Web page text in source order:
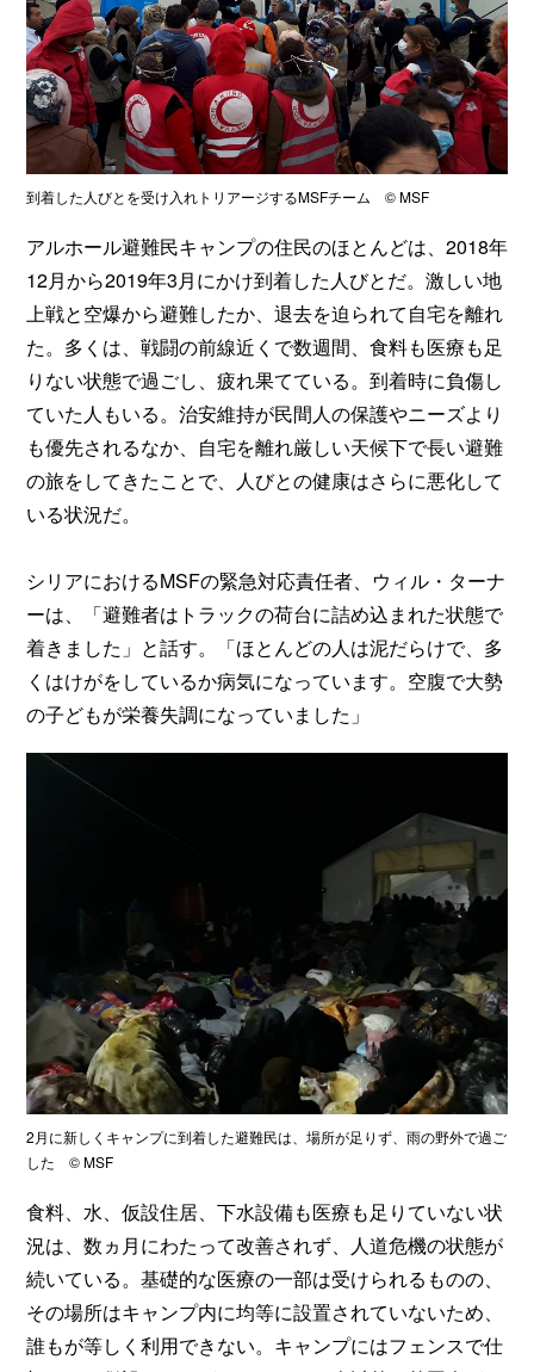
到着した人びとを受け入れトリアージするMSFチーム © MSF
アルホール避難民キャンプの住民のほとんどは、2018年
12月から2019年3月にかけ到着した人びとだ。激しい地
上戦と空爆から避難したか、退去を迫られて自宅を離れ
た。多くは、戦闘の前線近くで数週間、食料も医療も足
りない状態で過ごし、疲れ果てている。到着時に負傷し
ていた人もいる。治安維持が民間人の保護やニーズより
も優先されるなか、自宅を離れ厳しい天候下で長い避難
の旅をしてきたことで、人びとの健康はさらに悪化して
いる状況だ。
シリアにおけるMSFの緊急対応責任者、ウィル・ターナ
ーは、「避難者はトラックの荷台に詰め込まれた状態で
着きました」と話す。「ほとんどの人は泥だらけで、多
くはけがをしているか病気になっています。空腹で大勢
の子どもが栄養失調になっていました」
2月に新しくキャンプに到着した避難民は、場所が足りず、雨の野外で過ご
した © MSF
食料、水、仮設住居、下水設備も医療も足りていない状
況は、数ヵ月にわたって改善されず、人道危機の状態が
続いている。基礎的な医療の一部は受けられるものの、
その場所はキャンプ内に均等に設置されていないため、
誰もが等しく利用できない。キャンプにはフェンスで仕